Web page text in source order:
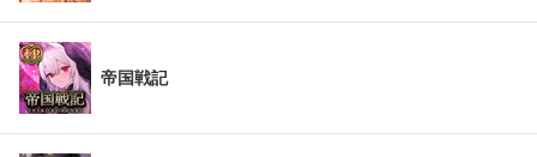
帝国戦記